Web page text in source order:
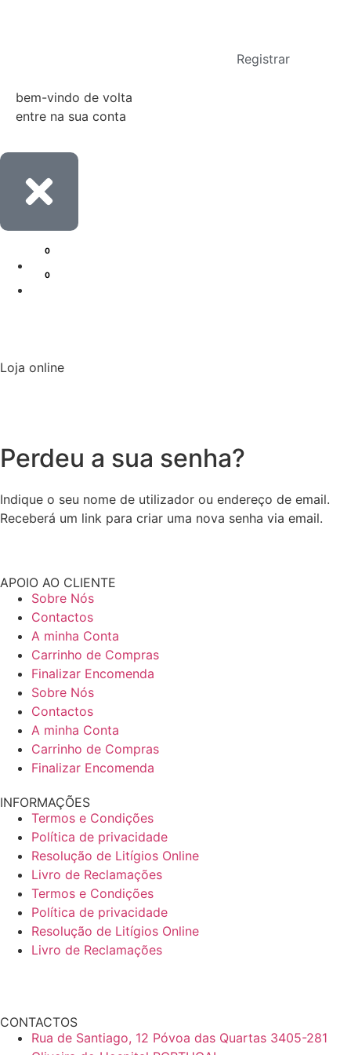
Registrar
bem-vindo de volta
entre na sua conta
Loja online
Perdeu a sua senha?
Indique o seu nome de utilizador ou endereço de email.
Receberá um link para criar uma nova senha via email.
APOIO AO CLIENTE
Sobre Nós
Contactos
A minha Conta
Carrinho de Compras
Finalizar Encomenda
Sobre Nós
Contactos
A minha Conta
Carrinho de Compras
Finalizar Encomenda
INFORMAÇÕES
Termos e Condições
Política de privacidade
Resolução de Litígios Online
Livro de Reclamações
Termos e Condições
Política de privacidade
Resolução de Litígios Online
Livro de Reclamações
CONTACTOS
Rua de Santiago, 12 Póvoa das Quartas 3405-281